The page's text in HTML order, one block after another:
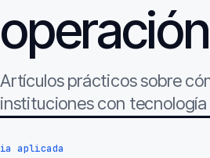
Artículos prácticos sobre
instituciones con tecnología
ia aplicada